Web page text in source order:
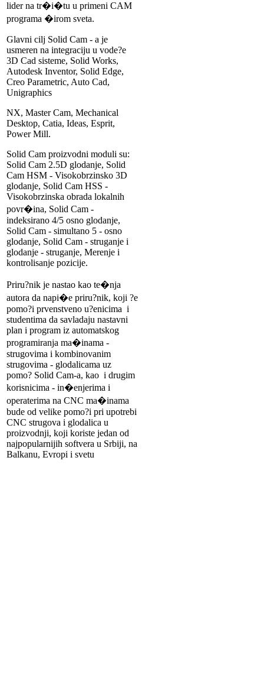
lider na tr�i�tu u primeni CAM
programa �irom sveta.
Glavni cilj Solid Cam - a je
usmeren na integraciju u vode?e
3D Cad sisteme, Solid Works,
Autodesk Inventor, Solid Edge,
Creo Parametric, Auto Cad,
Unigraphics
NX, Master Cam, Mechanical
Desktop, Catia, Ideas, Esprit,
Power Mill.
Solid Cam proizvodni moduli su:
Solid Cam 2.5D glodanje, Solid
Cam HSM - Visokobrzinsko 3D
glodanje, Solid Cam HSS -
Visokobrzinska obrada lokalnih
povr�ina, Solid Cam -
indeksirano 4/5 osno glodanje,
Solid Cam - simultano 5 - osno
glodanje, Solid Cam - struganje i
glodanje - struganje, Merenje i
kontrolisanje pozicije.
Priru?nik je nastao kao te�nja
autora da napi�e priru?nik, koji ?e
pomo?i prvenstveno u?enicima i
studentima da savladaju nastavni
plan i program iz automatskog
programiranja ma�inama -
strugovima i kombinovanim
strugovima - glodalicama uz
pomo? Solid Cam-a, kao i drugim
korisnicima - in�enjerima i
operaterima na CNC ma�inama
bude od velike pomo?i pri upotrebi
CNC strugova i glodalica u
proizvodnji, koji koriste jedan od
najpopularnijih softvera u Srbiji, na
Balkanu, Evropi i svetu